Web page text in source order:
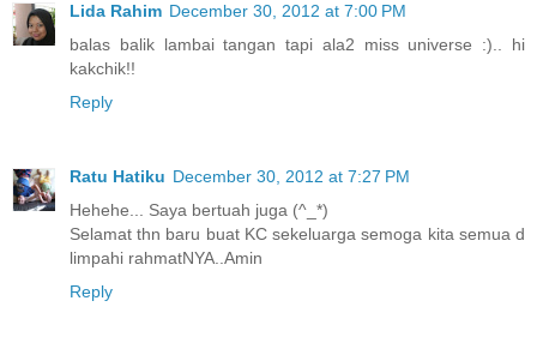
Lida Rahim December 30, 2012 at 7:00 PM
balas balik lambai tangan tapi ala2 miss universe :).. hi
kakchik!!
Reply
Ratu Hatiku December 30, 2012 at 7:27 PM
Hehehe... Saya bertuah juga (^_*)
Selamat thn baru buat KC sekeluarga semoga kita semua d
limpahi rahmatNYA..Amin
Reply